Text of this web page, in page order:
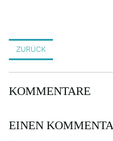
ZURÜCK
KOMMENTARE
EINEN